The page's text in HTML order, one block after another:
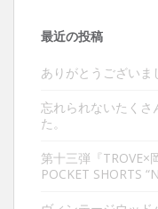
最近の投稿
ありがとうございま
忘れられないたくさ
た。
第十三弾『TROVE×
POCKET SHORTS